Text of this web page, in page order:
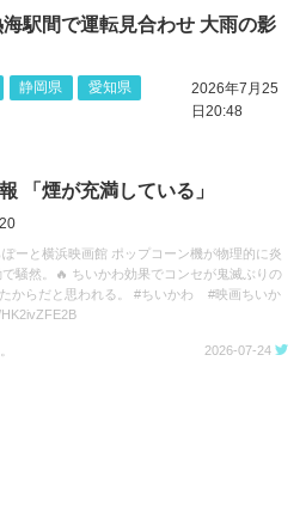
駅間で運転見合わせ 大雨の影
静岡県
愛知県
2026年7月25
日20:48
「煙が充満している」
ぽーと横浜映画館 ポップコーン機が物理的に炎
で騒然。🔥 ちいかわ効果でコンセが鬼滅ぶりの
からだと思われる。 #ちいかわ #映画ちいか
2026-07-24